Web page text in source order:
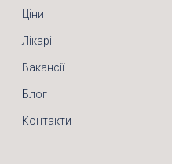
Ціни
Лікарі
Вакансії
Блог
Контакти